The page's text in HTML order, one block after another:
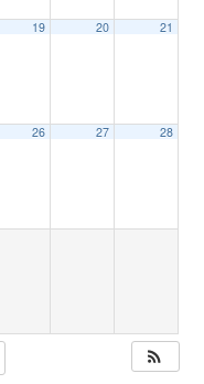
19 20 21
26 27 28